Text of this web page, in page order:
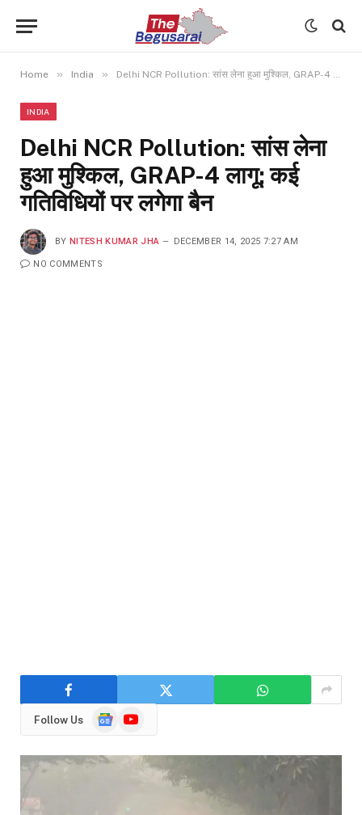
Home » India » Delhi NCR Pollution: सांस लेना हुआ मुश्किल, GRAP-4 लागू; कई गतिविधियों पर लगेगा बैन
INDIA
Delhi NCR Pollution: सांस लेना
हुआ मुश्किल, GRAP-4 लागू; कई
गतिविधियों पर लगेगा बैन
BY NITESH KUMAR JHA DECEMBER 14, 2025 7:27 AM
NO COMMENTS
Follow Us
GoogleYouTube